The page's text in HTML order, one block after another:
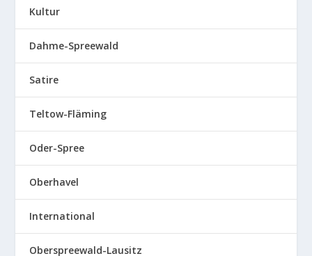
Kultur
Dahme-Spreewald
Satire
Teltow-Fläming
Oder-Spree
Oberhavel
International
Oberspreewald-Lausitz